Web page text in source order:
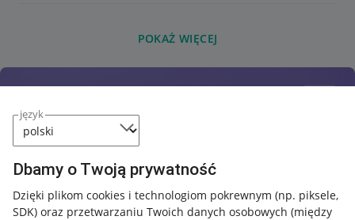
język
Dbamy o Twoją prywatność
Dzięki plikom cookies i technologiom pokrewnym (np. piksele,
SDK) oraz przetwarzaniu Twoich danych osobowych (między
POKAŻ WIĘCEJ